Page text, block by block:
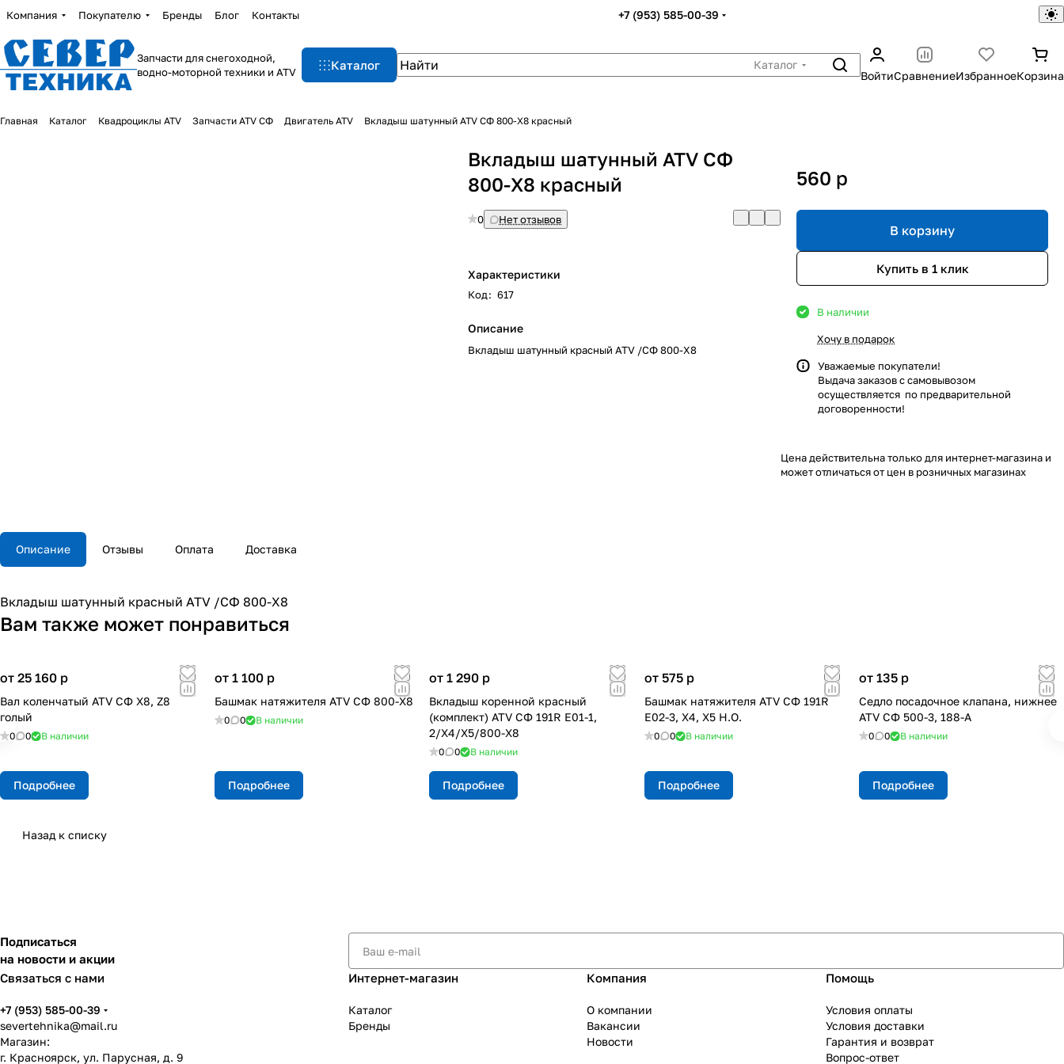
Компания Покупателю Бренды Блог Контакты +7 (953) 585-00-39
Запчасти для снегоходной,
водно-моторной техники и ATV
Каталог
Каталог
ВойтиСравнениеИзбранноеКорзина
Главная Каталог Квадроциклы ATV Запчасти ATV СФ Двигатель ATV Вкладыш шатунный ATV СФ 800-X8 красный
Вкладыш шатунный ATV СФ
800-X8 красный
0 Нет отзывов
Характеристики
Код: 617
Описание
Вкладыш шатунный красный ATV /СФ 800-X8
560 p
В корзину
Купить в 1 клик
В наличии
Хочу в подарок
Уважаемые покупатели!
Выдача заказов с самовывозом
осуществляется по предварительной
договоренности!
Цена действительна только для интернет-магазина и
может отличаться от цен в розничных магазинах
Описание Отзывы Оплата Доставка
Вкладыш шатунный красный ATV /СФ 800-X8
Вам также может понравиться
от 25 160 p
Вал коленчатый ATV СФ X8, Z8
голый
0 0 В наличии
Подробнее
от 1 100 p
Башмак натяжителя ATV СФ 800-Х8
0 0 В наличии
Подробнее
от 1 290 p
Вкладыш коренной красный
(комплект) ATV СФ 191R E01-1,
2/X4/X5/800-X8
0 0 В наличии
Подробнее
от 575 p
Башмак натяжителя ATV СФ 191R
E02-3, X4, X5 Н.О.
0 0 В наличии
Подробнее
от 135 p
Cедло посадочное клапана, нижнее
ATV СФ 500-3, 188-A
0 0 В наличии
Подробнее
Назад к списку
Подписаться
на новости и акции
Связаться с нами
+7 (953) 585-00-39
severtehnika@mail.ru
Магазин:
г. Красноярск, ул. Парусная, д. 9
Интернет-магазин
Каталог
Бренды
Компания
О компании
Вакансии
Новости
Помощь
Условия оплаты
Условия доставки
Гарантия и возврат
Вопрос-ответ